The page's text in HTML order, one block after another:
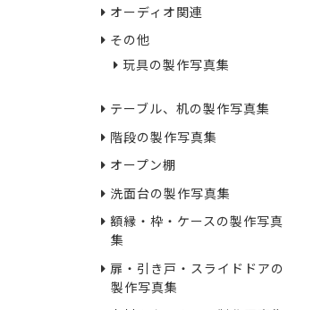
オーディオ関連
その他
玩具の製作写真集
テーブル、机の製作写真集
階段の製作写真集
オープン棚
洗面台の製作写真集
額縁・枠・ケースの製作写真
集
扉・引き戸・スライドドアの
製作写真集